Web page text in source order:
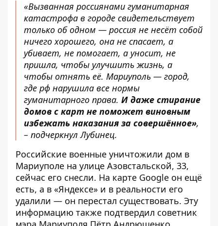
«Вызванная россиянами гуманитарная
катастрофа в городе свидетельствует
только об одном — россия не несёт собой
ничего хорошего, она не спасает, а
убивает, не помогает, а уносит, не
пришла, чтобы улучшить жизнь, а
чтобы отнять её. Мариуполь — город,
где рф нарушила все нормы
гуманитарного права. И даже стирание
домов с карт не поможет виновным
избежать наказания за совершённое»,
– подчеркнул Лубинец.
Российские военные уничтожили дом в
Мариуполе на улице Азовстальской, 33,
сейчас его снесли. На карте Google он ещё
есть, а в «Яндексе» и в реальности его
удалили — он перестал существовать. Эту
информацию также подтвердил советник